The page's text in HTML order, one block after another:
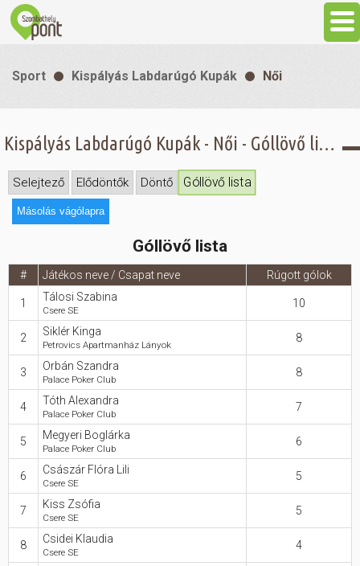
Látnivalók
Gasztronómia
Sport
Szabadidő
Hasznos
Sport Kispályás Labdarúgó Kupák Női
Kispályás Labdarúgó Kupák - Női - Góllövő lista
Selejtező Elődöntők Döntő Góllövő lista
Másolás vágólapra
Góllövő lista
# Játékos neve / Csapat neve Rúgott gólok
1 Tálosi Szabina
Csere SE
10
2 Siklér Kinga
Petrovics Apartmanház Lányok
8
3 Orbán Szandra
Palace Poker Club
8
4 Tóth Alexandra
Palace Poker Club
7
5 Megyeri Boglárka
Palace Poker Club
6
6 Császár Flóra Lili
Csere SE
5
7 Kiss Zsófia
Csere SE
5
8 Csidei Klaudia
Csere SE
4